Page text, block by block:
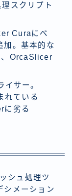
スクリプト
Curaにベ
加。基本的な
、OrcaSlicer
イサー。
れている
に劣る
シュ処理ツ
シメーション